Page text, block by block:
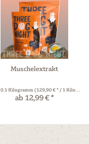
Muschelextrakt
0.1 Kilogramm (129,90 € * / 1 Kilogramm)
ab 12,99 € *